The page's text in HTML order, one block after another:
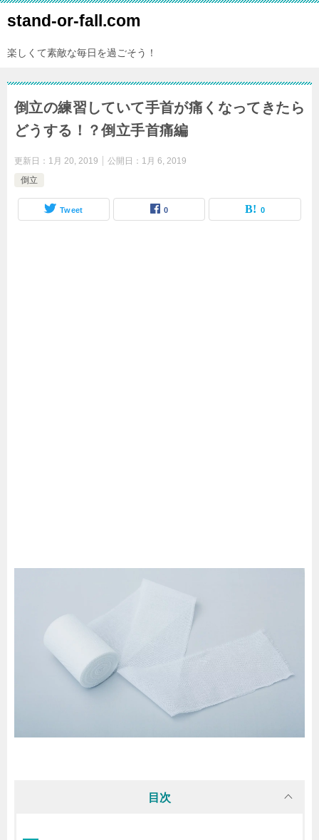
stand-or-fall.com
楽しくて素敵な毎日を過ごそう！
倒立の練習していて手首が痛くなってきたら
どうする！？倒立手首痛編
更新日： 1月 20, 2019 公開日： 1月 6, 2019
倒立
Tweet 0 0
目次